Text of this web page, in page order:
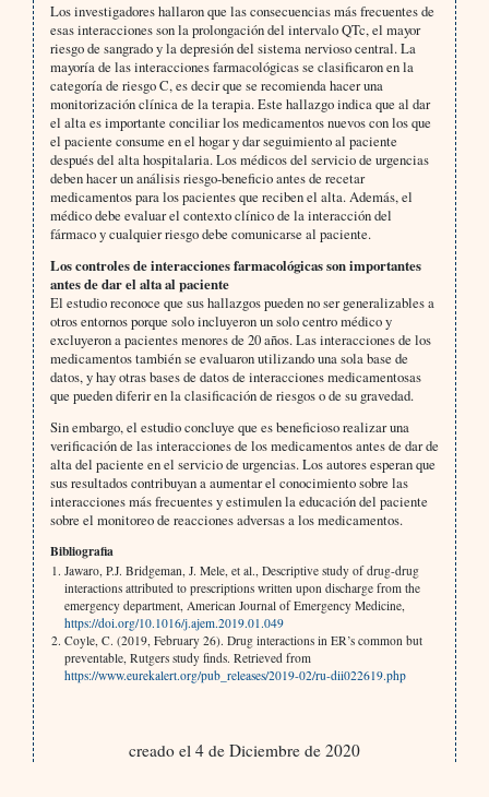
Los investigadores hallaron que las consecuencias más frecuentes de
esas interacciones son la prolongación del intervalo QTc, el mayor
riesgo de sangrado y la depresión del sistema nervioso central. La
mayoría de las interacciones farmacológicas se clasificaron en la
categoría de riesgo C, es decir que se recomienda hacer una
monitorización clínica de la terapia. Este hallazgo indica que al dar
el alta es importante conciliar los medicamentos nuevos con los que
el paciente consume en el hogar y dar seguimiento al paciente
después del alta hospitalaria. Los médicos del servicio de urgencias
deben hacer un análisis riesgo-beneficio antes de recetar
medicamentos para los pacientes que reciben el alta. Además, el
médico debe evaluar el contexto clínico de la interacción del
fármaco y cualquier riesgo debe comunicarse al paciente.
Los controles de interacciones farmacológicas son importantes
antes de dar el alta al paciente
El estudio reconoce que sus hallazgos pueden no ser generalizables a
otros entornos porque solo incluyeron un solo centro médico y
excluyeron a pacientes menores de 20 años. Las interacciones de los
medicamentos también se evaluaron utilizando una sola base de
datos, y hay otras bases de datos de interacciones medicamentosas
que pueden diferir en la clasificación de riesgos o de su gravedad.
Sin embargo, el estudio concluye que es beneficioso realizar una
verificación de las interacciones de los medicamentos antes de dar de
alta del paciente en el servicio de urgencias. Los autores esperan que
sus resultados contribuyan a aumentar el conocimiento sobre las
interacciones más frecuentes y estimulen la educación del paciente
sobre el monitoreo de reacciones adversas a los medicamentos.
Bibliografia
Jawaro, P.J. Bridgeman, J. Mele, et al., Descriptive study of drug-drug
interactions attributed to prescriptions written upon discharge from the
emergency department, American Journal of Emergency Medicine,
https://doi.org/10.1016/j.ajem.2019.01.049
Coyle, C. (2019, February 26). Drug interactions in ER’s common but
preventable, Rutgers study finds. Retrieved from
https://www.eurekalert.org/pub_releases/2019-02/ru-dii022619.php
creado el 4 de Diciembre de 2020